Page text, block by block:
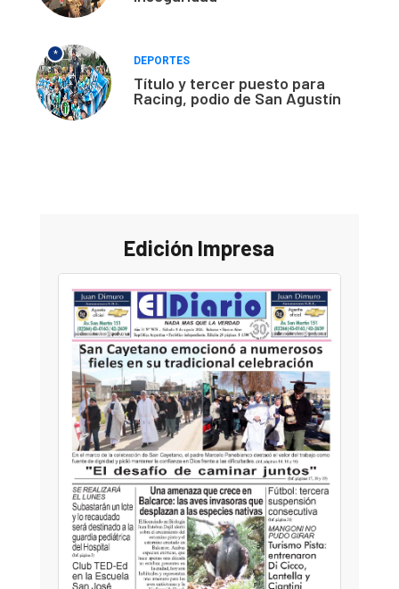
*
DEPORTES
Título y tercer puesto para
Racing, podio de San Agustín
Edición Impresa